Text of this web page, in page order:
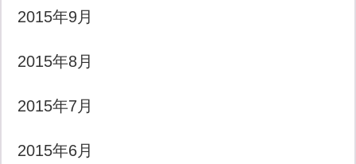
2015年9月
2015年8月
2015年7月
2015年6月